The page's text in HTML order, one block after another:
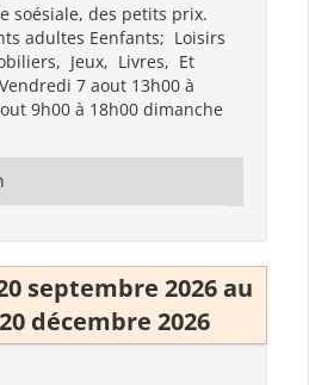
soésiale, des petits prix.
adultes Eenfants; Loisirs
Jeux, Livres, Et
7 aout 13h00 à
9h00 à 18h00 dimanche
septembre 2026 au
décembre 2026